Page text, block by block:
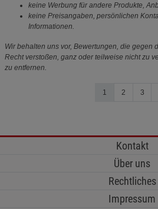
keine Werbung für andere Produkte,
keine Preisangaben, persönlichen
Informationen.
Wir behalten uns vor, Bewertungen, die gegen
Recht verstoßen, ganz oder teilweise nicht zu
zu entfernen.
1 2 3
Kontakt
Über uns
Rechtliches
Impressum